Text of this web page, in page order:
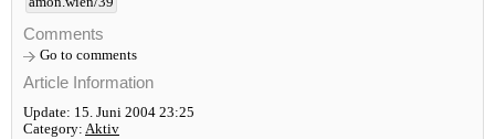
Comments
Go to comments
Article Information
Update: 15. Juni 2004 23:25
Category: Aktiv